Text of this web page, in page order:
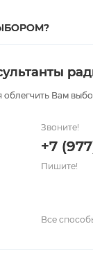
Вам
Звоните!
+7
Пишите!
Все